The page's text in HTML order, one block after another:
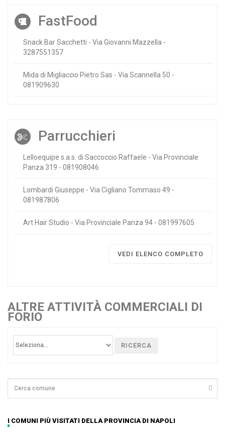
FastFood
Snack Bar Sacchetti - Via Giovanni Mazzella -
3287551357
Mida di Migliaccio Pietro Sas - Via Scannella 50 -
081909630
Parrucchieri
Lelloequipe s.a.s. di Saccoccio Raffaele - Via Provinciale
Panza 319 - 081908046
Lombardi Giuseppe - Via Cigliano Tommaso 49 -
081987806
Art Hair Studio - Via Provinciale Panza 94 - 081997605
VEDI ELENCO COMPLETO
ALTRE ATTIVITÀ COMMERCIALI DI
FORIO
RICERCA
I COMUNI PIÙ VISITATI DELLA PROVINCIA DI NAPOLI